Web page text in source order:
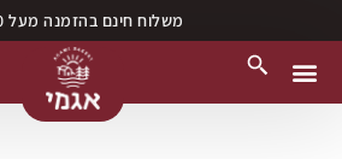
משלוח חינם בהזמנה מעל 150 ₪